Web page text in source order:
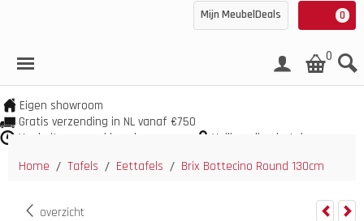
0
Mijn MeubelDeals
0
Eigen showroom
Gratis verzending in NL vanaf €750
Veel uit voorraad leverbaar
Veilig online betalen
Home / Tafels / Eettafels / Brix Bottecino Round 130cm
overzicht